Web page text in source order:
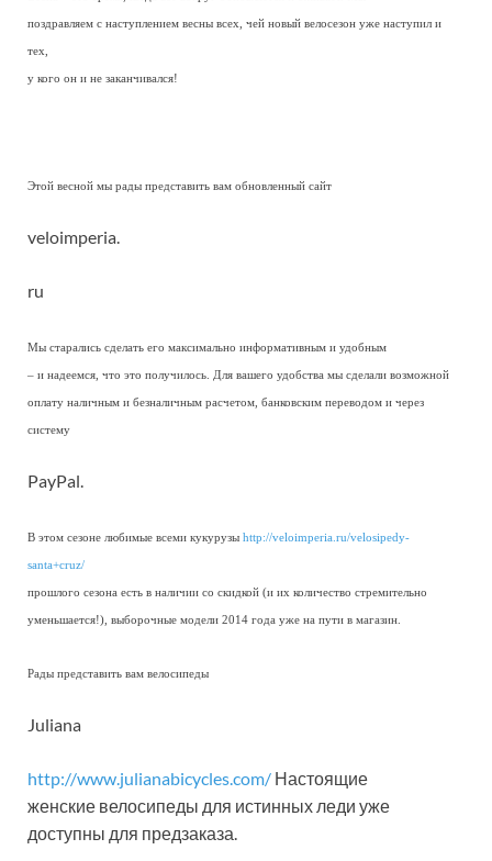
поздравляем с наступлением весны всех, чей новый велосезон уже наступил и
тех,
у кого он и не заканчивался!
Этой весной мы рады представить вам обновленный сайт
veloimperia.
ru
Мы старались сделать его максимально информативным и удобным
– и надеемся, что это получилось. Для вашего удобства мы сделали возможной
оплату наличным и безналичным расчетом, банковским переводом и через
систему
PayPal.
В этом сезоне любимые всеми кукурузы http://veloimperia.ru/velosipedy-
santa+cruz/
прошлого сезона есть в наличии со скидкой (и их количество стремительно
уменьшается!), выборочные модели 2014 года уже на пути в магазин.
Рады представить вам велосипеды
Juliana
http://www.julianabicycles.com/ Настоящие
женские велосипеды для истинных леди уже
доступны для предзаказа.